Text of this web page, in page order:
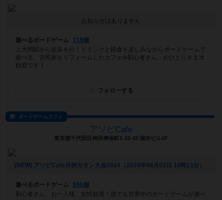
お知らせはありません
遊べるボードゲーム
719個
上大岡駅から徒歩６分！ドリンクと軽食を楽しみながらボードゲームで
遊べる、古民家をリフォームしたカフェ☕️初心者さん、おひとりさま大
歓迎です！
フォローする
ボードゲームカフェ
アソビCafe
東京都千代田区神田神保町1-32-42 堀井ビル1F
[NEW] アソビCafe月例カタン大会2024（2024年08月02日 18時13分）
遊べるボードゲーム
890個
初心者さん、お一人様、女性歓迎！誰でも世界中のボードゲームが遊べ